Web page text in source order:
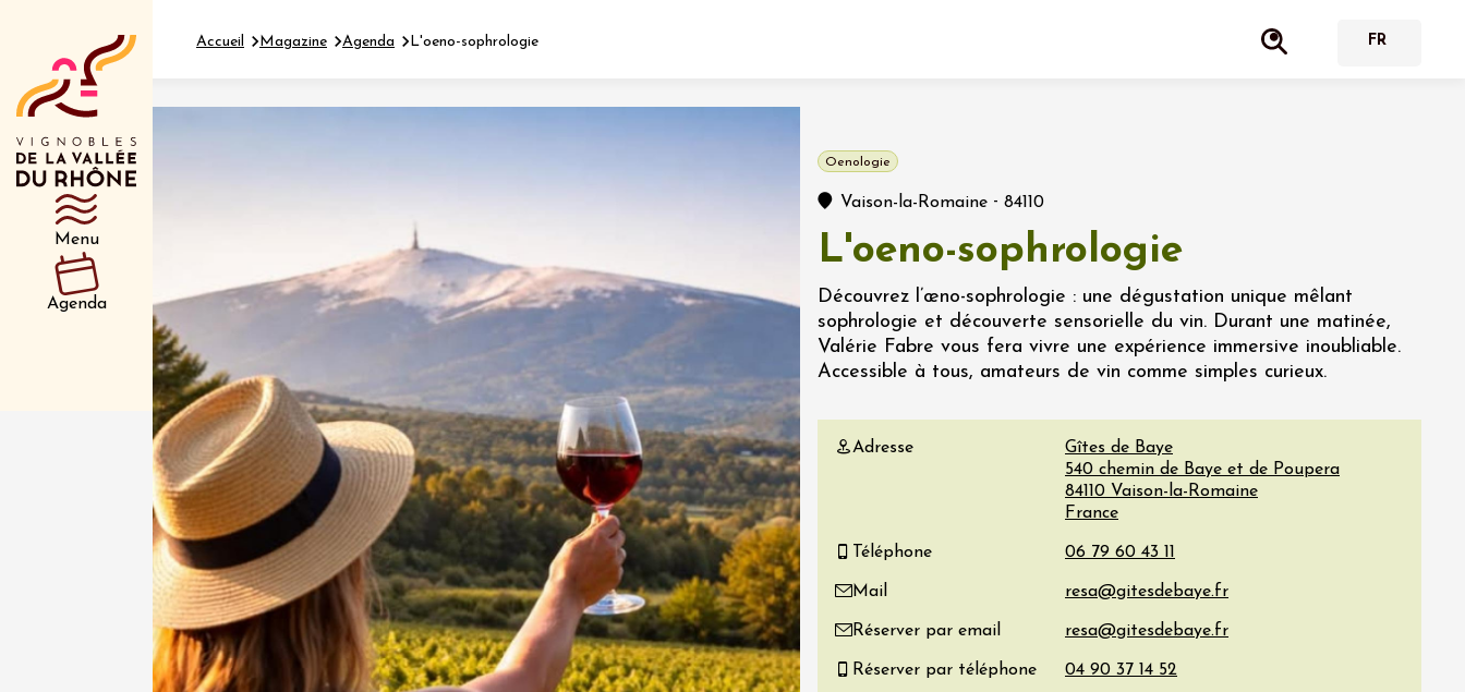
Menu
Agenda
01 juillet 2026 - 31 août 2026
et plus
Oenologie
Safari Viticole en Land
Rover au domaine
Fontaine du Clos
Sarrians
04 juillet 2026 - 01 septembre
2026 et plus
Oenologie
Une heure, un vin à
l'honneur
Carpentras
11:00
12:00
04 août 2026 - 08 août 2026
et plus
Oenologie Produits du terroir
Accueil Magazine Agenda L'oeno-sophrologie
Oenologie
Vaison-la-Romaine - 84110
L'oeno-sophrologie
Découvrez l’œno-sophrologie : une dégustation unique mêlant
sophrologie et découverte sensorielle du vin. Durant une matinée,
Valérie Fabre vous fera vivre une expérience immersive inoubliable.
Accessible à tous, amateurs de vin comme simples curieux.
Adresse
Gîtes de Baye
540 chemin de Baye et de Poupera
84110 Vaison-la-Romaine
France
Téléphone
Mail
Réserver par email
Réserver par téléphone